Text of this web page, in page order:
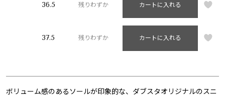
36.5 残りわずか カートに入れる
37.5 残りわずか カートに入れる
ボリューム感のあるソールが印象的な、ダブスタオリジナルのスニ